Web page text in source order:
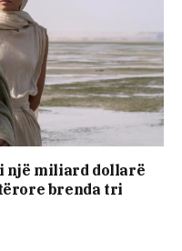
një miliard dollarë
brenda tri